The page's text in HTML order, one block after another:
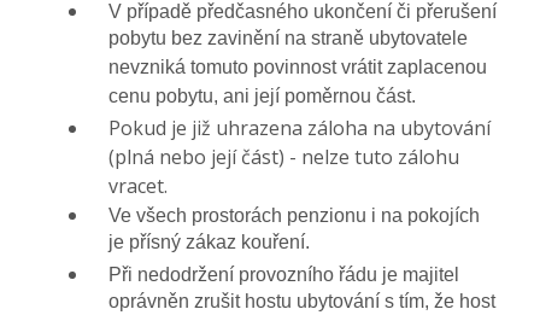
V případě předčasného ukončení či přerušení
pobytu bez zavinění na straně ubytovatele
nevzniká tomuto povinnost vrátit zaplacenou
cenu pobytu, ani její poměrnou část.
Pokud je již uhrazena záloha na ubytování
(plná nebo její část) - nelze tuto zálohu
vracet.
Ve všech prostorách penzionu i na pokojích
je přísný zákaz kouření.
Při nedodržení provozního řádu je majitel
oprávněn zrušit hostu ubytování s tím, že host